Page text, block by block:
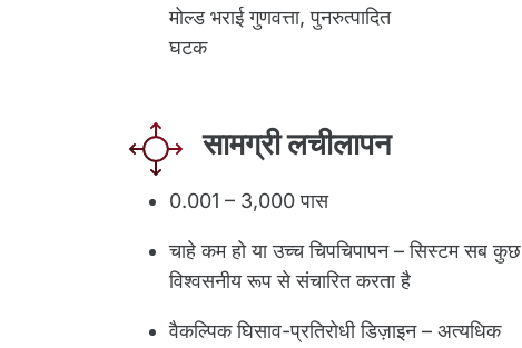
मोल्ड भराई गुणवत्ता, पुनरुत्पादित
घटक
सामग्री लचीलापन
0.001 – 3,000 पास
चाहे कम हो या उच्च चिपचिपापन – सिस्टम सब कुछ
विश्वसनीय रूप से संचारित करता है
वैकल्पिक घिसाव-प्रतिरोधी डिज़ाइन – अत्यधिक